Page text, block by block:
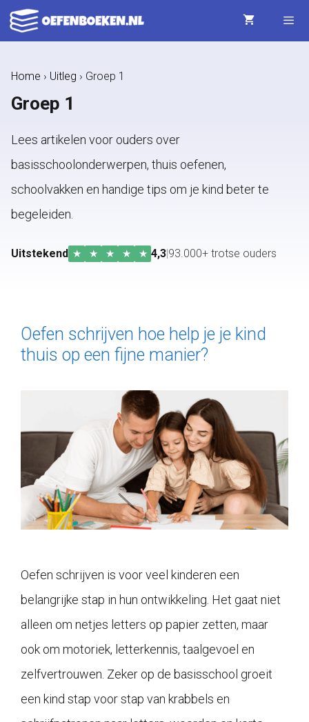
Ga
naar
Home › Uitleg › Groep 1
Groep 1
Lees artikelen voor ouders over
basisschoolonderwerpen, thuis oefenen,
schoolvakken en handige tips om je kind beter te
begeleiden.
Uitstekend ★ ★ ★ ★ ★ 4,3|93.000+ trotse ouders
Oefen schrijven hoe help je je kind
thuis op een fijne manier?
Oefen schrijven is voor veel kinderen een
belangrijke stap in hun ontwikkeling. Het gaat niet
alleen om netjes letters op papier zetten, maar
ook om motoriek, letterkennis, taalgevoel en
zelfvertrouwen. Zeker op de basisschool groeit
een kind stap voor stap van krabbels en